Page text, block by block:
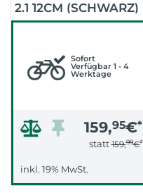
2.1 12CM (SCHWARZ)
Sofort
Verfügbar 1 - 4
Werktage
159,95€*
statt159,99€*
inkl. 19% MwSt.